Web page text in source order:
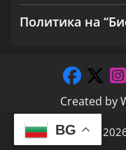
Политика на
Created by
Copyright ©
BG